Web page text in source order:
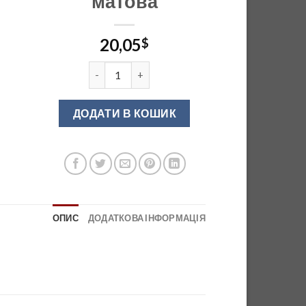
20,05$
ДОДАТИ В КОШИК
ОПИС ДОДАТКОВА ІНФОРМАЦІЯ